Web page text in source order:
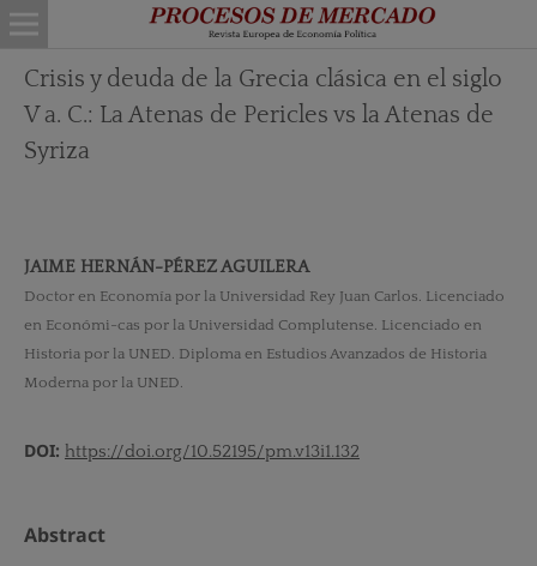
Crisis y deuda de la Grecia clásica en el siglo
V a. C.: La Atenas de Pericles vs la Atenas de
Syriza
JAIME HERNÁN-PÉREZ AGUILERA
Doctor en Economía por la Universidad Rey Juan Carlos. Licenciado
en Económi-cas por la Universidad Complutense. Licenciado en
Historia por la UNED. Diploma en Estudios Avanzados de Historia
Moderna por la UNED.
DOI: https://doi.org/10.52195/pm.v13i1.132
Abstract